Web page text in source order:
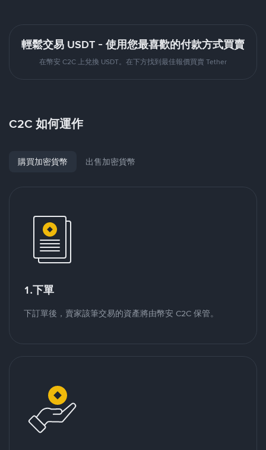
輕鬆交易 USDT - 使用您最喜歡的付款方式買賣
在幣安 C2C 上兌換 USDT。在下方找到最佳報價買賣 Tether
C2C 如何運作
購買加密貨幣 出售加密貨幣
1.下單
下訂單後，賣家該筆交易的資產將由幣安 C2C 保管。